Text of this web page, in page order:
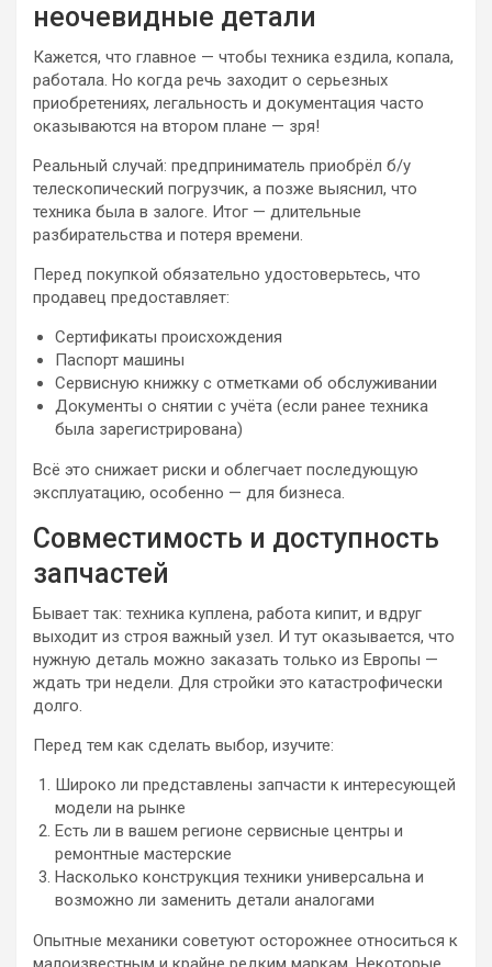
неочевидные детали
Кажется, что главное — чтобы техника ездила, копала,
работала. Но когда речь заходит о серьезных
приобретениях, легальность и документация часто
оказываются на втором плане — зря!
Реальный случай: предприниматель приобрёл б/у
телескопический погрузчик, а позже выяснил, что
техника была в залоге. Итог — длительные
разбирательства и потеря времени.
Перед покупкой обязательно удостоверьтесь, что
продавец предоставляет:
Сертификаты происхождения
Паспорт машины
Сервисную книжку с отметками об обслуживании
Документы о снятии с учёта (если ранее техника
была зарегистрирована)
Всё это снижает риски и облегчает последующую
эксплуатацию, особенно — для бизнеса.
Совместимость и доступность
запчастей
Бывает так: техника куплена, работа кипит, и вдруг
выходит из строя важный узел. И тут оказывается, что
нужную деталь можно заказать только из Европы —
ждать три недели. Для стройки это катастрофически
долго.
Перед тем как сделать выбор, изучите:
Широко ли представлены запчасти к интересующей
модели на рынке
Есть ли в вашем регионе сервисные центры и
ремонтные мастерские
Насколько конструкция техники универсальна и
возможно ли заменить детали аналогами
Опытные механики советуют осторожнее относиться к